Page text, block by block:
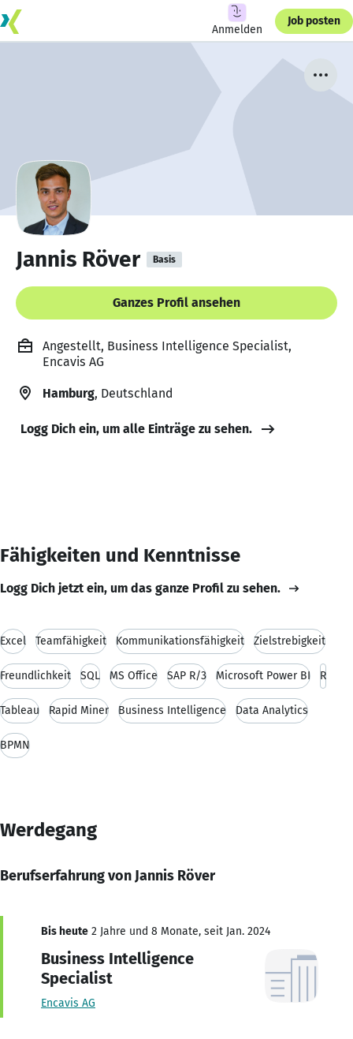
Anmelden
Job posten
Jannis Röver Basis
Ganzes Profil ansehen
Angestellt, Business Intelligence Specialist,
Encavis AG
Hamburg, Deutschland
Logg Dich ein, um alle Einträge zu sehen.
Fähigkeiten und Kenntnisse
Logg Dich jetzt ein, um das ganze Profil zu sehen.
Excel Teamfähigkeit Kommunikationsfähigkeit Zielstrebigkeit
Freundlichkeit SQL MS Office SAP R/3 Microsoft Power BI R
Tableau Rapid Miner Business Intelligence Data Analytics
BPMN
Werdegang
Berufserfahrung von Jannis Röver
Bis heute 2 Jahre und 8 Monate, seit Jan. 2024
Business Intelligence
Specialist
Encavis AG